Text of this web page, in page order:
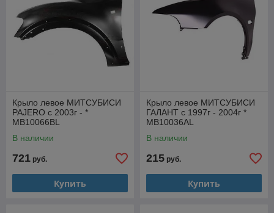
Крыло левое МИТСУБИСИ
PAJERO с 2003г - *
MB10066BL
В наличии
721 руб.
Купить
Крыло левое МИТСУБИСИ
ГАЛАНТ с 1997г - 2004г *
MB10036AL
В наличии
215 руб.
Купить